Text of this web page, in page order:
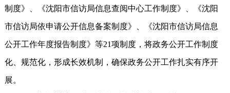
制度》、《沈阳市信访局信息查阅中心工作制度》、《沈阳
市信访局依申请公开信息备案制度》、《沈阳市信访局信息
公开工作年度报告制度》等21项制度，将政务公开工作制度
化、规范化，形成长效机制，确保政务公开工作扎实有序开
展。